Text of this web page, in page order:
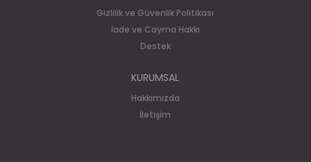
Gizlilik ve Güvenlik Politikası
İade ve Cayma Hakkı
Destek
KURUMSAL
Hakkımızda
İletişim